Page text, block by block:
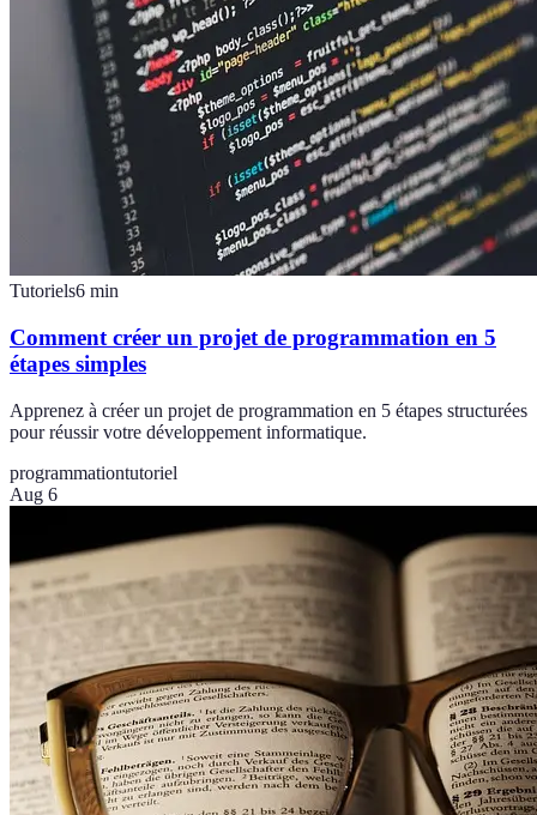
Tutoriels6 min
Comment créer un projet de programmation en 5
étapes simples
Apprenez à créer un projet de programmation en 5 étapes structurées
pour réussir votre développement informatique.
programmationtutoriel
Aug 6